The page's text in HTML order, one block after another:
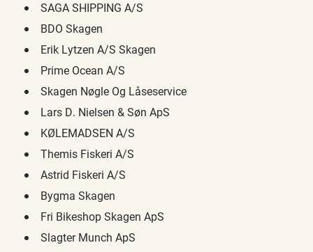
SAGA SHIPPING A/S
BDO Skagen
Erik Lytzen A/S Skagen
Prime Ocean A/S
Skagen Nøgle Og Låseservice
Lars D. Nielsen & Søn ApS
KØLEMADSEN A/S
Themis Fiskeri A/S
Astrid Fiskeri A/S
Bygma Skagen
Fri Bikeshop Skagen ApS
Slagter Munch ApS